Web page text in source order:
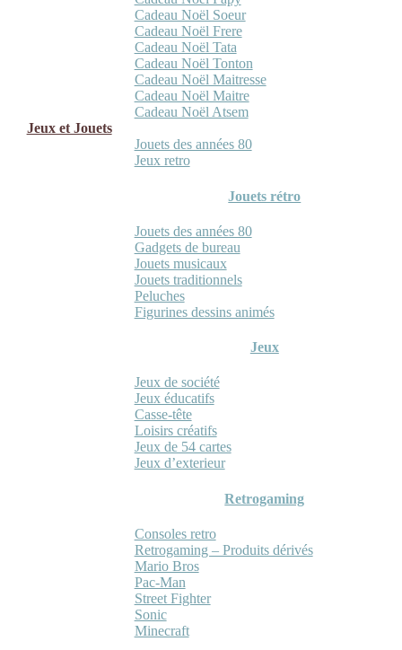
Cadeau Noël Soeur
Cadeau Noël Frere
Cadeau Noël Tata
Cadeau Noël Tonton
Cadeau Noël Maitresse
Cadeau Noël Maitre
Cadeau Noël Atsem
Jeux et Jouets
Jouets des années 80
Jeux retro
Jouets rétro
Jouets des années 80
Gadgets de bureau
Jouets musicaux
Jouets traditionnels
Peluches
Figurines dessins animés
Jeux
Jeux de société
Jeux éducatifs
Casse-tête
Loisirs créatifs
Jeux de 54 cartes
Jeux d’exterieur
Retrogaming
Consoles retro
Retrogaming – Produits dérivés
Mario Bros
Pac-Man
Street Fighter
Sonic
Minecraft